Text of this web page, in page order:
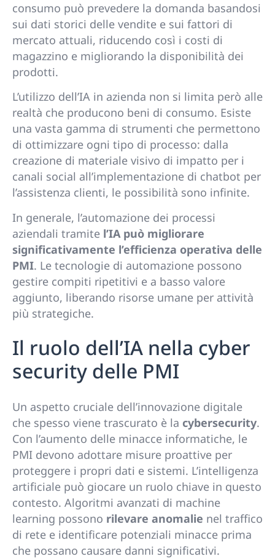
consumo può prevedere la domanda basandosi
sui dati storici delle vendite e sui fattori di
mercato attuali, riducendo così i costi di
magazzino e migliorando la disponibilità dei
prodotti.
L’utilizzo dell’IA in azienda non si limita però alle
realtà che producono beni di consumo. Esiste
una vasta gamma di strumenti che permettono
di ottimizzare ogni tipo di processo: dalla
creazione di materiale visivo di impatto per i
canali social all’implementazione di chatbot per
l’assistenza clienti, le possibilità sono infinite.
In generale, l’automazione dei processi
aziendali tramite l’IA può migliorare
significativamente l’efficienza operativa delle
PMI. Le tecnologie di automazione possono
gestire compiti ripetitivi e a basso valore
aggiunto, liberando risorse umane per attività
più strategiche.
Il ruolo dell’IA nella cyber
security delle PMI
Un aspetto cruciale dell’innovazione digitale
che spesso viene trascurato è la cybersecurity.
Con l’aumento delle minacce informatiche, le
PMI devono adottare misure proattive per
proteggere i propri dati e sistemi. L’intelligenza
artificiale può giocare un ruolo chiave in questo
contesto. Algoritmi avanzati di machine
learning possono rilevare anomalie nel traffico
di rete e identificare potenziali minacce prima
che possano causare danni significativi.